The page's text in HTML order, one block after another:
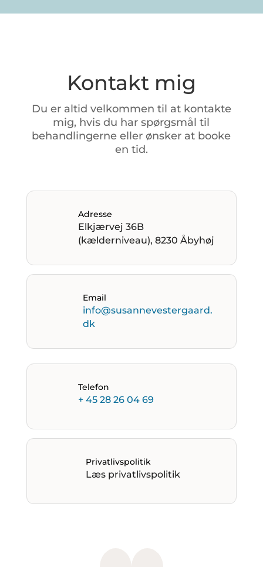
Kontakt mig
Du er altid velkommen til at kontakte
mig, hvisdu harspørgsmåltil
behandlingerneellerønsker at booke
en tid.
Adresse
Elkjærvej 36B
(kælderniveau), 8230 Åbyhøj
Email
info@susannevestergaard.
dk
Telefon
+ 45 28 26 04 69
Privatlivspolitik
Læs privatlivspolitik